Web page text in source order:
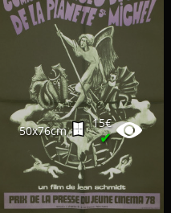
50x76cm
15€
✔